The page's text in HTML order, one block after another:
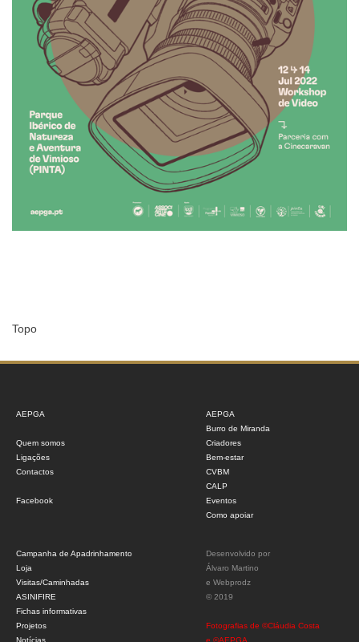
Topo
AEPGA
Quem somos
Ligações
Contactos
Facebook
AEPGA
Burro de Miranda
Criadores
Bem-estar
CVBM
CALP
Eventos
Como apoiar
Campanha de Apadrinhamento
Loja
Visitas/Caminhadas
ASINIFIRE
Fichas informativas
Projetos
Notícias
Desenvolvido por
Álvaro Martino
e Webprodz
© 2019
Fotografias de ©Cláudia Costa
e ©AEPGA.